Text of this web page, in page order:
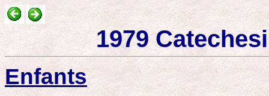
1979
Enfants